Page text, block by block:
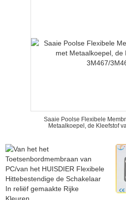
Saaie Poolse Flexibele
Metaalkoepel, de Kleefstof